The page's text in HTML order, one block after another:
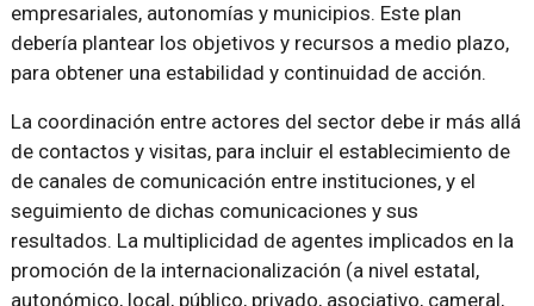
empresariales, autonomías y municipios. Este plan
debería plantear los objetivos y recursos a medio plazo,
para obtener una estabilidad y continuidad de acción.
La coordinación entre actores del sector debe ir más allá
de contactos y visitas, para incluir el establecimiento de
de canales de comunicación entre instituciones, y el
seguimiento de dichas comunicaciones y sus
resultados. La multiplicidad de agentes implicados en la
promoción de la internacionalización (a nivel estatal,
autonómico, local, público, privado, asociativo, cameral,